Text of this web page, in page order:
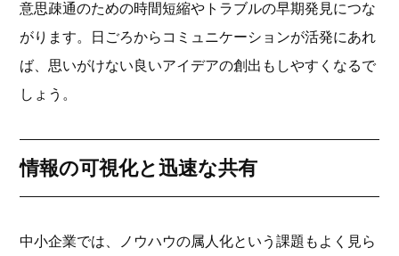
意思疎通のための時間短縮やトラブルの早期発見につな
がります。日ごろからコミュニケーションが活発にあれ
ば、思いがけない良いアイデアの創出もしやすくなるで
しょう。
情報の可視化と迅速な共有
中小企業では、ノウハウの属人化という課題もよく見ら